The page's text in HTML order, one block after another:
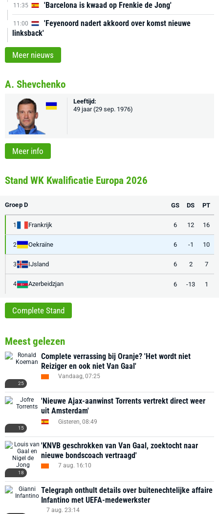
11:35 'Barcelona is kwaad op Frenkie de Jong'
11:00
'Feyenoord nadert akkoord over komst nieuwe
linksback'
Meer nieuws
A. Shevchenko
Leeftijd:
49 jaar (29 sep. 1976)
Meer info
Stand WK Kwalificatie Europa 2026
Groep D GS DS PT
1 Frankrijk 6 12 16
2 Oekraïne 6 -1 10
3 IJsland 6 2 7
4 Azerbeidzjan 6 -13 1
Complete Stand
Meest gelezen
25
Complete verrassing bij Oranje? 'Het wordt niet
Reiziger en ook niet Van Gaal'
Vandaag, 07:25
15
'Nieuwe Ajax-aanwinst Torrents vertrekt direct weer
uit Amsterdam'
Gisteren, 08:49
18
'KNVB geschrokken van Van Gaal, zoektocht naar
nieuwe bondscoach vertraagd'
7 aug. 16:10
Telegraph onthult details over buitenechtelijke affaire
Infantino met UEFA-medewerkster
7 aug. 23:14